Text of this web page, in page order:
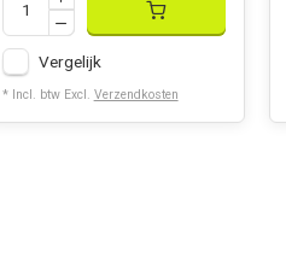
Vergelijk
* Incl. btw Excl. Verzendkosten